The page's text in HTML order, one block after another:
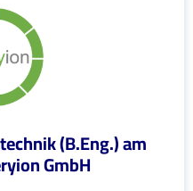
(B.Eng.) am
GmbH